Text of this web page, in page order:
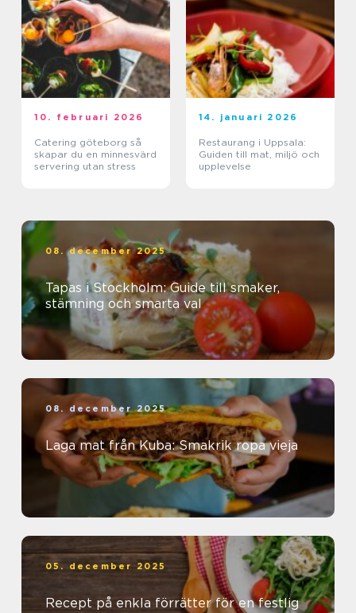
10. februari 2026
Catering göteborg så
skapar du en minnesvärd
servering utan stress
14. januari 2026
Restaurang i Uppsala:
Guiden till mat, miljö och
upplevelse
08. december 2025
Tapas i Stockholm: Guide till smaker,
stämning och smarta val
08. december 2025
Laga mat från Kuba: Smakrik ropa vieja
05. december 2025
Recept på enkla förrätter för en festlig